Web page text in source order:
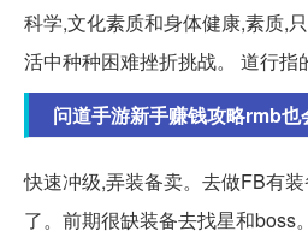
科学,文化素质和身体健康,素质,
活中种种困难挫折挑战。 道行指
问道手游新手赚钱攻略rmb也
快速冲级,弄装备卖。去做FB有
了。前期很缺装备去找星和boss